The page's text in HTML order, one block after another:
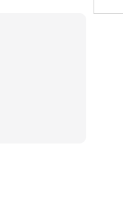
部）（需提前预约）